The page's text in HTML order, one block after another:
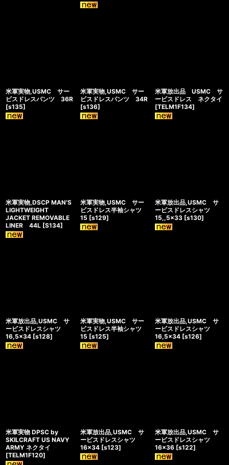
米軍実物,USMC サー
ビスドレスパンツ 36R
[s135]
米軍実物,USMC サー
ビスドレスパンツ 34R
[s136]
米軍放出品 USMC サ
ービスドレス ネクタイ
[TELM1F134]
米軍実物,DSCP MAN′S
LIGHTWEIGHT
JACKET REMOVABLE
LINER 44L [S134]
米軍実物,USMC サー
ビスドレス半袖シャツ
15 [s129]
米軍放出品,USMC サ
ービスドレスシャツ
15,,5×33 [s130]
米軍放出品,USMC サ
ービスドレスシャツ
16,5×34 [s128]
米軍実物,USMC サー
ビスドレス半袖シャツ
15 [s125]
米軍放出品,USMC サ
ービスドレスシャツ
16,5×34 [s126]
米軍実物 DPSC by
SKILCRAFT US NAVY
ARMY ネクタイ
[TELM1F120]
米軍放出品,USMC サ
ービスドレスシャツ
16×34 [s123]
米軍放出品,USMC サ
ービスドレスシャツ
16×36 [s122]